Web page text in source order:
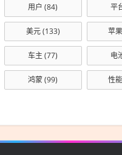
用户 (84) 平
美元(133) 苹果
车主 (77) 电
鸿蒙(99) 性能